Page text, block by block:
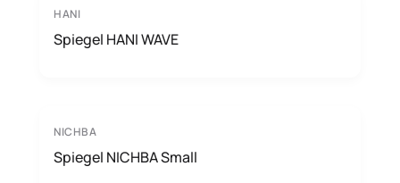
HANI
Spiegel HANI WAVE
NICHBA
Spiegel NICHBA Small